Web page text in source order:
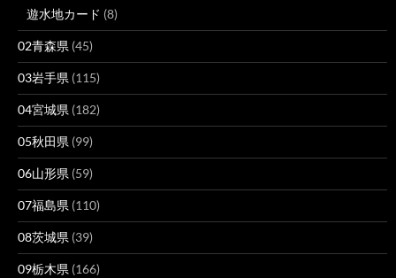
遊水地カード (8)
02青森県 (45)
03岩手県 (115)
04宮城県 (182)
05秋田県 (99)
06山形県 (59)
07福島県 (110)
08茨城県 (39)
09栃木県 (166)